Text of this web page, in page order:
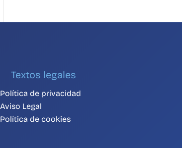
Textos legales
Política de privacidad
Aviso Legal
Política de cookies